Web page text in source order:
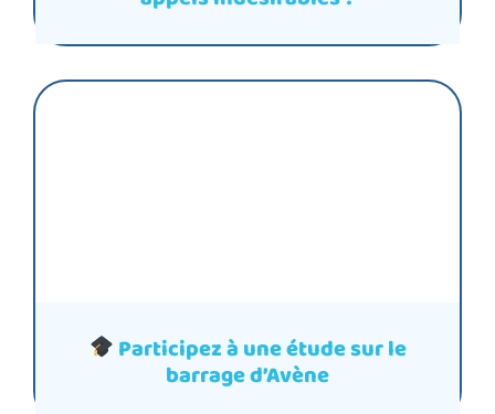
Participez à une étude sur le
barrage d’Avène